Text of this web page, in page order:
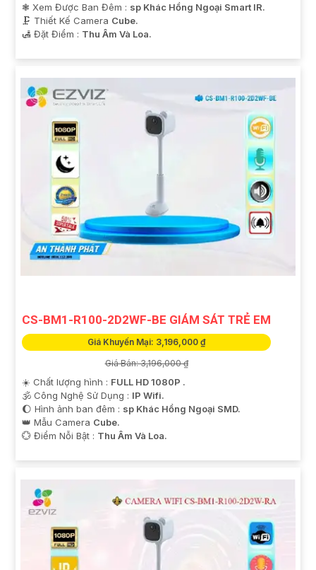
❃ Xem Được Ban Đêm : sp Khác Hồng Ngoại Smart IR.
🗜️ Thiết Kế Camera Cube.
️🛃 Đặt Điểm : Thu Âm Và Loa.
CS-BM1-R100-2D2WF-BE GIÁM SÁT TRẺ EM
Giá Khuyến Mại: 3,196,000 ₫
Giá Bán: 3,196,000 ₫
☀️ Chất lượng hình : FULL HD 1080P .
🕉️ Công Nghệ Sử Dụng : IP Wifi.
🌔 Hình ảnh ban đêm : sp Khác Hồng Ngoại SMD.
👑 Mẫu Camera Cube.
️💮 Điểm Nỗi Bật : Thu Âm Và Loa.